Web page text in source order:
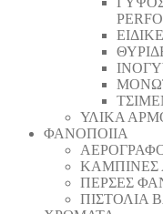
ΥΛΙΚΑ
ΦΑΝΟΠΟΙΙΑ
ΠΕΡΣΕΣ
ΠΙΣΤΟΛΙΑ